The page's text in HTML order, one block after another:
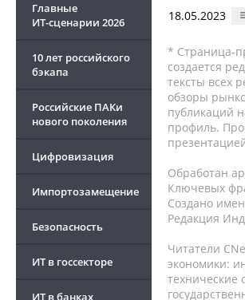
Главные
ИТ-сценарии 2026
10 лет российского
бэкапа
Российские ПАКи
нового поколения
Цифровизация
Импортозамещение
Безопасность
ИТ в госсекторе
ИТ в банках
18.05.2023
* Страница-
создается
тексты всех
обзоры
публикаций
профиль.
Обработан
Ключевых
Создано
Редакция
Читатели
экономики:
технические